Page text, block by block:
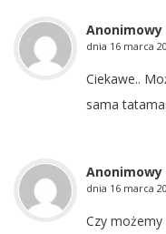
Anonimowy
dnia 16 marca
Ciekawe..
sama
Anonimowy
dnia 16 marca
Czy